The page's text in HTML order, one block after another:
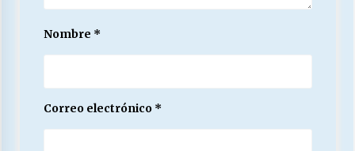
Nombre *
Correo electrónico *